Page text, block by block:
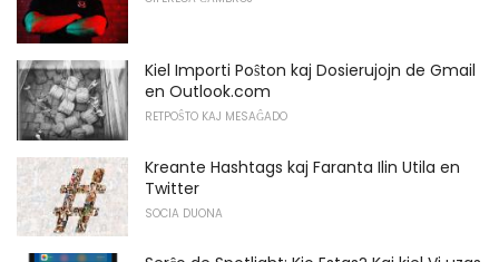
Kiel Importi Poŝton kaj Dosierujojn de Gmail
en Outlook.com
RETPOŜTO KAJ MESAĜADO
Kreante Hashtags kaj Faranta Ilin Utila en
Twitter
SOCIA DUONA